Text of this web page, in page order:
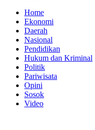
Home
Ekonomi
Daerah
Nasional
Pendidikan
Hukum dan Kriminal
Politik
Pariwisata
Opini
Sosok
Video